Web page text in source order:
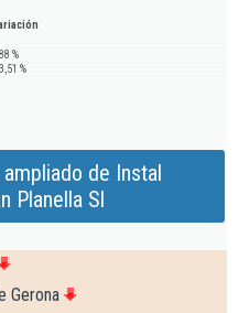
%
%
de Instal
Planella Sl
Gerona